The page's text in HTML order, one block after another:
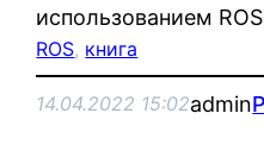
использованием
ROS, книга
14.04.2022 15:02admin